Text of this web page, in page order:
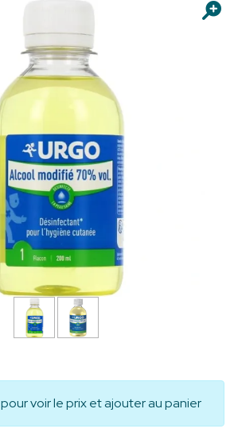
pour voir le prix et ajouter au panier